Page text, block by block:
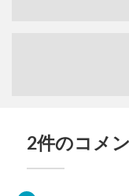
2件のコメ